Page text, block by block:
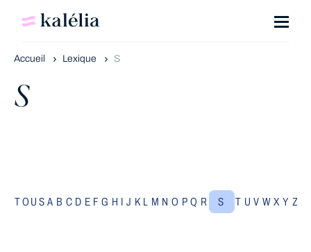
Accueil Lexique S
S
TOUS A B C D E F G H I J K L M N O P Q R S T U V W X Y Z